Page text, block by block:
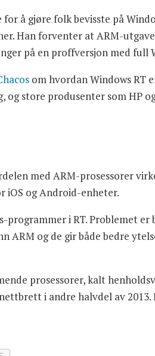
å gjøre folk bevisste på
Han forventer at ARM-
på en proffversjon med full
om hvordan Windows RT
og store produsenter som HP
med ARM-prosessorer
iOS og Android-enheter.
i RT. Problemet er
ARM og de gir både bedre
prosessorer, kalt
i andre halvdel av